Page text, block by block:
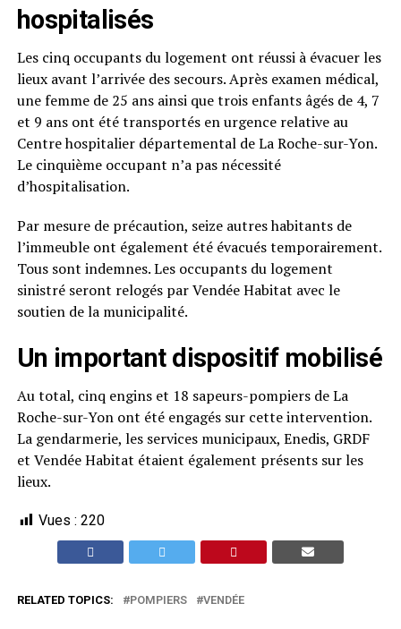
hospitalisés
Les cinq occupants du logement ont réussi à évacuer les
lieux avant l’arrivée des secours. Après examen médical,
une femme de 25 ans ainsi que trois enfants âgés de 4, 7
et 9 ans ont été transportés en urgence relative au
Centre hospitalier départemental de La Roche-sur-Yon.
Le cinquième occupant n’a pas nécessité
d’hospitalisation.
Par mesure de précaution, seize autres habitants de
l’immeuble ont également été évacués temporairement.
Tous sont indemnes. Les occupants du logement
sinistré seront relogés par Vendée Habitat avec le
soutien de la municipalité.
Un important dispositif mobilisé
Au total, cinq engins et 18 sapeurs-pompiers de La
Roche-sur-Yon ont été engagés sur cette intervention.
La gendarmerie, les services municipaux, Enedis, GRDF
et Vendée Habitat étaient également présents sur les
lieux.
Vues : 220
RELATED TOPICS: POMPIERS VENDÉE